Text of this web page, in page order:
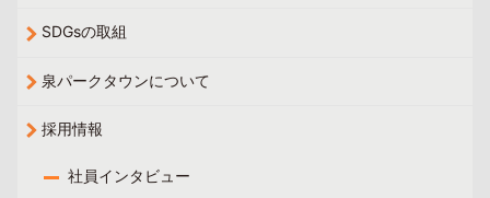
SDGsの取組
泉パークタウンについて
採用情報
社員インタビュー